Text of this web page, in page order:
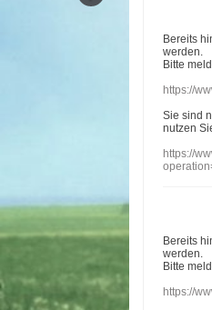
Bereits
werden.
Bitte
https://
Sie sind
nutzen
https://
Bereits
werden.
Bitte
https://